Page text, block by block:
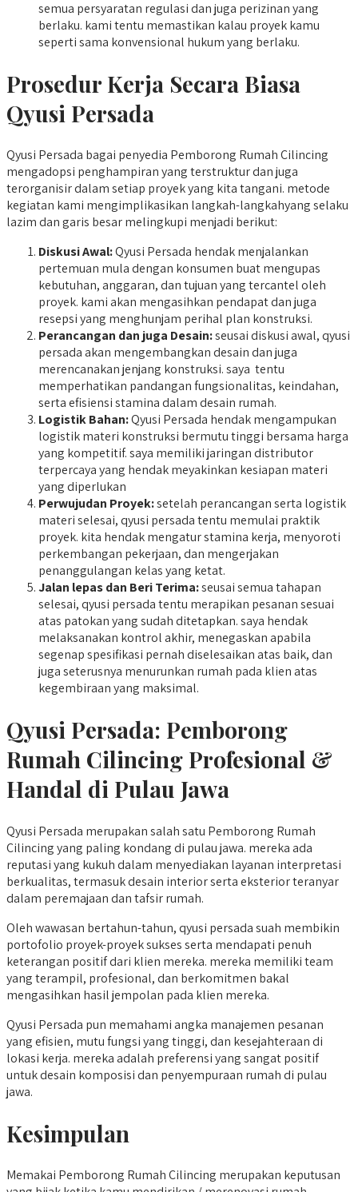
semua persyaratan regulasi dan juga perizinan yang
berlaku. kami tentu memastikan kalau proyek kamu
seperti sama konvensional hukum yang berlaku.
Prosedur Kerja Secara Biasa
Qyusi Persada
Qyusi Persada bagai penyedia Pemborong Rumah Cilincing
mengadopsi penghampiran yang terstruktur dan juga
terorganisir dalam setiap proyek yang kita tangani. metode
kegiatan kami mengimplikasikan langkah-langkahyang selaku
lazim dan garis besar melingkupi menjadi berikut:
Diskusi Awal:Qyusi Persada hendak menjalankan
pertemuan mula dengan konsumen buat mengupas
kebutuhan, anggaran, dan tujuan yang tercantel oleh
proyek. kami akan mengasihkan pendapat dan juga
resepsi yang menghunjam perihal plan konstruksi.
Perancangan dan juga Desain:seusai diskusi awal, qyusi
persada akan mengembangkan desain dan juga
merencanakan jenjang konstruksi. saya tentu
memperhatikan pandangan fungsionalitas, keindahan,
serta efisiensi stamina dalam desain rumah.
Logistik Bahan:Qyusi Persada hendak mengampukan
logistik materi konstruksi bermutu tinggi bersama harga
yang kompetitif. saya memiliki jaringan distributor
terpercaya yang hendak meyakinkan kesiapan materi
yang diperlukan
Perwujudan Proyek:setelah perancangan serta logistik
materi selesai, qyusi persada tentu memulai praktik
proyek. kita hendak mengatur stamina kerja, menyoroti
perkembangan pekerjaan, dan mengerjakan
penanggulangan kelas yang ketat.
Jalan lepas dan Beri Terima:seusai semua tahapan
selesai, qyusi persada tentu merapikan pesanan sesuai
atas patokan yang sudah ditetapkan. saya hendak
melaksanakan kontrol akhir, menegaskan apabila
segenap spesifikasi pernah diselesaikan atas baik, dan
juga seterusnya menurunkan rumah pada klien atas
kegembiraan yang maksimal.
Qyusi Persada: Pemborong
Rumah Cilincing Profesional &
Handal di Pulau Jawa
Qyusi Persada merupakan salah satu Pemborong Rumah
Cilincing yang paling kondang di pulau jawa. mereka ada
reputasi yang kukuh dalam menyediakan layanan interpretasi
berkualitas, termasuk desain interior serta eksterior teranyar
dalam peremajaan dan tafsir rumah.
Oleh wawasan bertahun-tahun, qyusi persada suah membikin
portofolio proyek-proyek sukses serta mendapati penuh
keterangan positif dari klien mereka. mereka memiliki team
yang terampil, profesional, dan berkomitmen bakal
mengasihkan hasil jempolan pada klien mereka.
Qyusi Persada pun memahami angka manajemen pesanan
yang efisien, mutu fungsi yang tinggi, dan kesejahteraan di
lokasi kerja. mereka adalah preferensi yang sangat positif
untuk desain komposisi dan penyempuraan rumah di pulau
jawa.
Kesimpulan
Memakai Pemborong Rumah Cilincing merupakan keputusan